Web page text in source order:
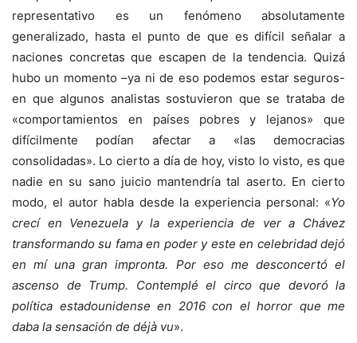
representativo es un fenómeno absolutamente
generalizado, hasta el punto de que es difícil señalar a
naciones concretas que escapen de la tendencia. Quizá
hubo un momento –ya ni de eso podemos estar seguros-
en que algunos analistas sostuvieron que se trataba de
«comportamientos en países pobres y lejanos» que
difícilmente podían afectar a «las democracias
consolidadas». Lo cierto a día de hoy, visto lo visto, es que
nadie en su sano juicio mantendría tal aserto. En cierto
modo, el autor habla desde la experiencia personal: «Yo
crecí en Venezuela y la experiencia de ver a Chávez
transformando su fama en poder y este en celebridad dejó
en mí una gran impronta. Por eso me desconcertó el
ascenso de Trump. Contemplé el circo que devoró la
política estadounidense en 2016 con el horror que me
daba la sensación de déjà vu».